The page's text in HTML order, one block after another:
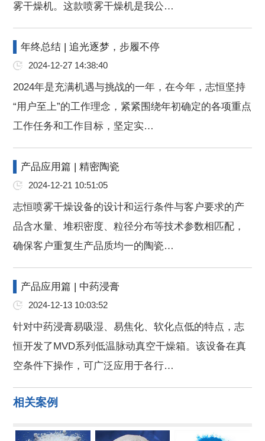
雾干燥机。这款喷雾干燥机是我公…
年终总结 | 追光逐梦，步履不停
2024-12-27 14:38:40
2024年是充满机遇与挑战的一年，在今年，志恒坚持
“用户至上”的工作理念，紧紧围绕年初确定的各项重点
工作任务和工作目标，坚定实…
产品应用篇 | 精密陶瓷
2024-12-21 10:51:05
志恒喷雾干燥设备的设计和运行条件与客户要求的产
品含水量、堆积密度、粒径分布等技术参数相匹配，
确保客户重复生产品质均一的陶瓷…
产品应用篇 | 中药浸膏
2024-12-13 10:03:52
针对中药浸膏易吸湿、易焦化、软化点低的特点，志
恒开发了MVD系列低温脉动真空干燥箱。该设备在真
空条件下操作，可广泛应用于各行…
相关案例